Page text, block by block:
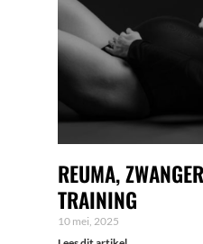
REUMA,
TRAINING
10 mei, 2025